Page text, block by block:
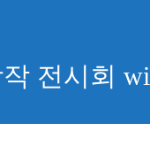
전시회